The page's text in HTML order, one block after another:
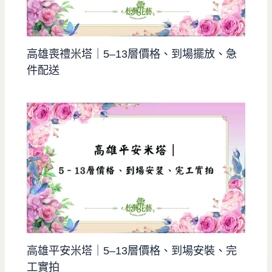
高雄喪禮米塔｜5–13層價格、到場擺放、急
件配送
高雄平安米塔｜5–13層價格、到場安裝、完
工實拍